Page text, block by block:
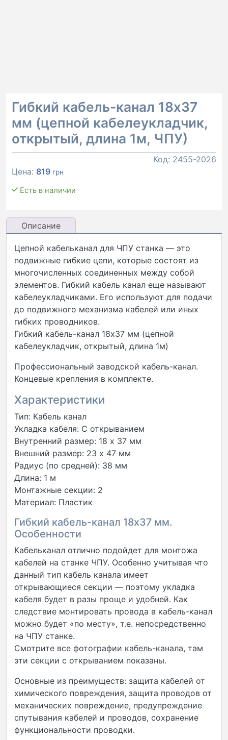
Гибкий кабель-канал 18х37
мм (цепной кабелеукладчик,
открытый, длина 1м, ЧПУ)
Код: 2455-2026
Цена: 819 грн
Есть в наличии
Описание
Цепной кабельканал для ЧПУ станка — это
подвижные гибкие цепи, которые состоят из
многочисленных соединенных между собой
элементов. Гибкий кабель канал еще называют
кабелеукладчиками. Его используют для подачи
до подвижного механизма кабелей или иных
гибких проводников.
Гибкий кабель-канал 18х37 мм (цепной
кабелеукладчик, открытый, длина 1м)
Профессиональный заводской кабель-канал.
Концевые крепления в комплекте.
Характеристики
Тип: Кабель канал
Укладка кабеля: С открыванием
Внутренний размер: 18 x 37 мм
Внешний размер: 23 x 47 мм
Радиус (по средней): 38 мм
Длина: 1 м
Монтажные секции: 2
Материал: Пластик
Гибкий кабель-канал 18х37 мм.
Особенности
Кабельканал отлично подойдет для монтожа
кабелей на станке ЧПУ. Особенно учитывая что
данный тип кабель канала имеет
открывающиеся секции — поэтому укладка
кабеля будет в разы проще и удобней. Как
следствие монтировать провода в кабель-канал
можно будет «по месту», т.е. непосредственно
на ЧПУ станке.
Смотрите все фотографии кабель-канала, там
эти секции с открыванием показаны.
Основные из преимуществ: защита кабелей от
химического повреждения, защита проводов от
механических повреждение, предупреждение
спутывания кабелей и проводов, сохранение
функциональности проводки.